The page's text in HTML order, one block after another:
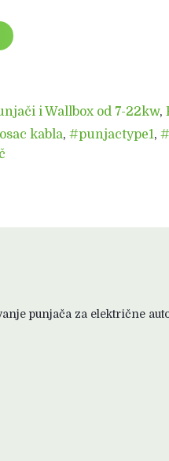
i Wallbox od 7-22kw,
kabla, #punjactype1,
punjača za električne